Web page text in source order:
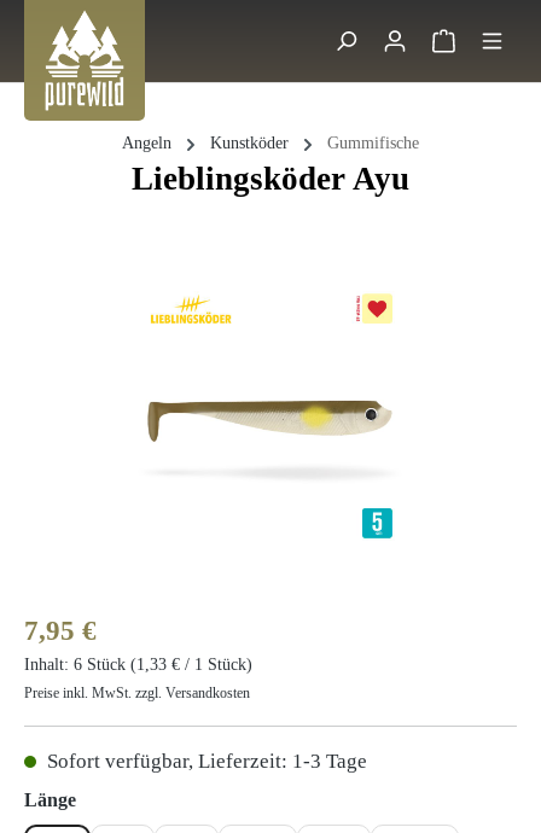
Zum Hauptinhalt springen
Suche
Angeln Kunstköder Gummifische
Lieblingsköder Ayu
Regulärer Preis:
7,95 €
Inhalt: 6 Stück (1,33 € / 1 Stück)
Preise inkl. MwSt. zzgl. Versandkosten
Sofort verfügbar, Lieferzeit: 1-3 Tage
Längeauswählen